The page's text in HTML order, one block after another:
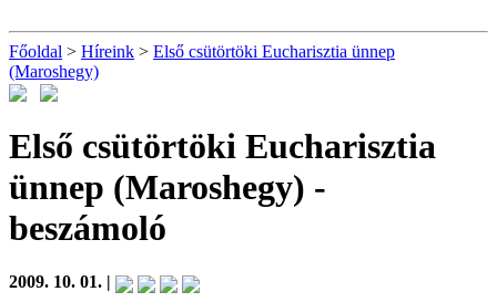
Főoldal > Híreink > Első csütörtöki Eucharisztia ünnep
(Maroshegy)
Első csütörtöki Eucharisztia
ünnep (Maroshegy) -
beszámoló
2009. 10. 01. |